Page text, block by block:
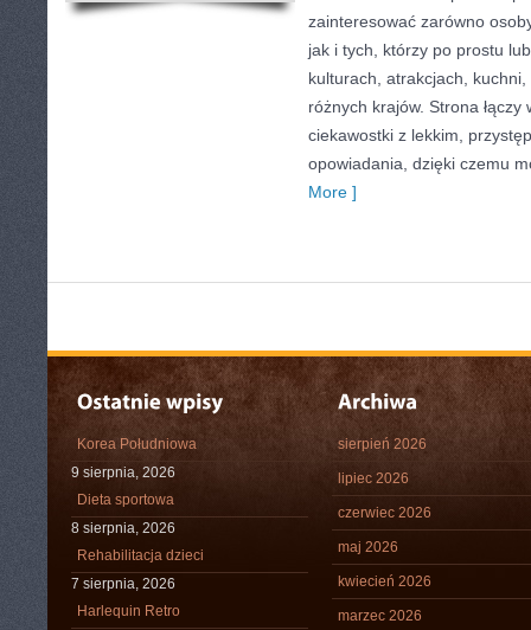
zainteresować zarówno
jak i tych, którzy po prostu
kulturach, atrakcjach,
różnych krajów. Strona
ciekawostki z lekkim,
opowiadania, dzięki czemu
More ]
Korea Południowa
9 sierpnia, 2026
Dieta sportowa
8 sierpnia, 2026
Rehabilitacja dzieci
7 sierpnia, 2026
Harlequin Retro
sierpień 2026
lipiec 2026
czerwiec 2026
maj 2026
kwiecień 2026
marzec 2026